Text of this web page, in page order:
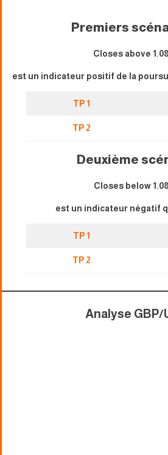
Premiers
Closes above
est un indicateur positif de la
TP 1
TP 2
Deuxième
Closes below
est un indicateur négatif
TP 1
TP 2
Analyse GBP/